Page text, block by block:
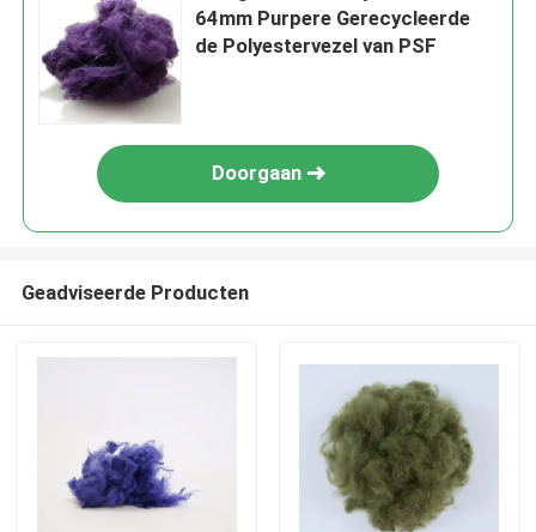
64mm Purpere Gerecycleerde
de Polyestervezel van PSF
Doorgaan
Geadviseerde Producten